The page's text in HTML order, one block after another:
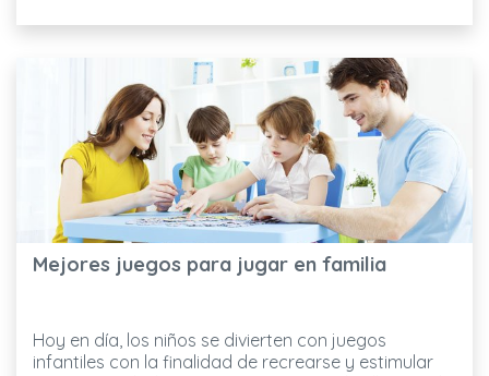
Mejores juegos para jugar en familia
Hoy en día, los niños se divierten con juegos
infantiles con la finalidad de recrearse y estimular